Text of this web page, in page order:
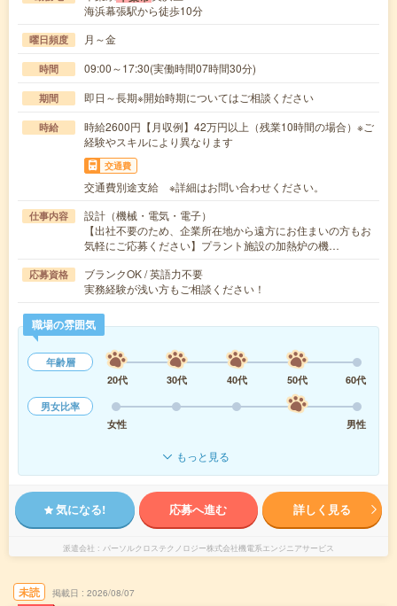
海浜幕張駅から徒歩10分
曜日頻度 月～金
時間 09:00～17:30(実働時間07時間30分)
期間 即日～長期※開始時期についてはご相談ください
時給
時給2600円【月収例】42万円以上（残業10時間の場合）※ご
経験やスキルにより異なります
交通費
交通費別途支給 ※詳細はお問い合わせください。
仕事内容
設計（機械・電気・電子）
【出社不要のため、企業所在地から遠方にお住まいの方もお
気軽にご応募ください】プラント施設の加熱炉の機…
応募資格
ブランクOK / 英語力不要
実務経験が浅い方もご相談ください！
職場の雰囲気
年齢層
20代
30代 40代 50代
60代
男女比率
女性
男性
もっと見る
気になる! 応募へ進む 詳しく見る
派遣会社 パーソルクロステクノロジー株式会社機電系エンジニアサービス
未読 掲載日 2026/08/07